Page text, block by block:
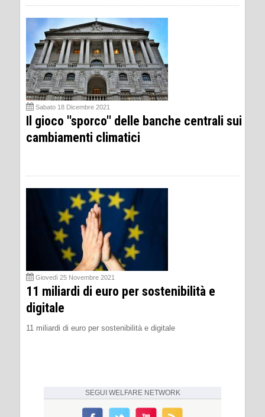
Sabato 18 Dicembre 2021
Il gioco ''sporco'' delle banche centrali sui
cambiamenti climatici
Giovedì 25 Novembre 2021
11 miliardi di euro per sostenibilità e
digitale
11 miliardi di euro per sostenibilità e digitale
SEGUI WELFARE NETWORK